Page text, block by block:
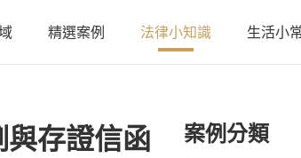
精選案例 法律小知識 生活小
存證信函
案例分類